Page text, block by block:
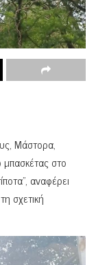
Μάστορα,
στο
αναφέρει
σχετική